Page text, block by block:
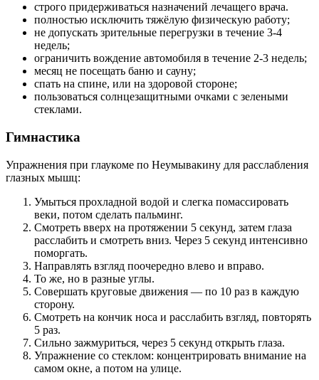
строго придерживаться назначений лечащего врача.
полностью исключить тяжёлую физическую работу;
не допускать зрительные перегрузки в течение 3-4
недель;
ограничить вождение автомобиля в течение 2-3 недель;
месяц не посещать баню и сауну;
спать на спине, или на здоровой стороне;
пользоваться солнцезащитными очками с зелеными
стеклами.
Гимнастика
Упражнения при глаукоме по Неумывакину для расслабления
глазных мышц:
Умыться прохладной водой и слегка помассировать
веки, потом сделать пальминг.
Смотреть вверх на протяжении 5 секунд, затем глаза
расслабить и смотреть вниз. Через 5 секунд интенсивно
поморгать.
Направлять взгляд поочередно влево и вправо.
То же, но в разные углы.
Совершать круговые движения — по 10 раз в каждую
сторону.
Смотреть на кончик носа и расслабить взгляд, повторять
5 раз.
Сильно зажмуриться, через 5 секунд открыть глаза.
Упражнение со стеклом: концентрировать внимание на
самом окне, а потом на улице.